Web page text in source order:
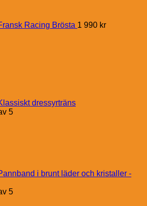
Racing Brösta 1 990 kr
dressyrträns
5
i brunt läder och kristaller -
5